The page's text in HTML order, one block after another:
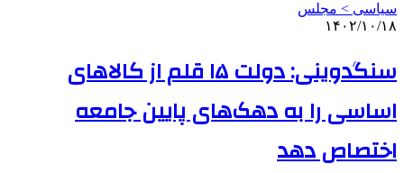
سیاسی > مجلس
۱۴۰۲/۱۰/۱۸
سنگدوینی: دولت ۱۵ قلم از کالاهای
اساسی را به دهک‌های پایین جامعه
اختصاص دهد